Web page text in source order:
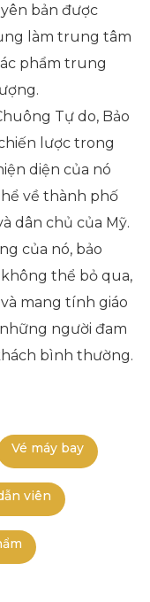
bản được
làm trung tâm
phẩm trung
Tự do, Bảo
lược trong
diện của nó
về thành phố
dân chủ của Mỹ.
của nó, bảo
thể bỏ qua,
mang tính giáo
người đam
bình thường.
Vé máy bay
viên